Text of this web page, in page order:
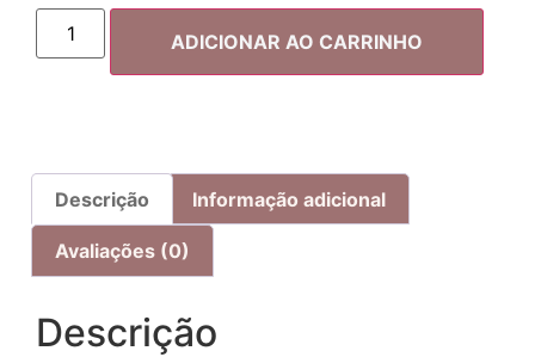
ADICIONAR AO CARRINHO
Descrição Informação adicional
Avaliações (0)
Descrição